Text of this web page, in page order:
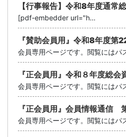
【行事報告】令和8年度通常
[pdf-embedder url="h…
『賛助会員用』令和8年度第
会員専用ページです。閲覧にはパ
『正会員用』令和８年度総会
会員専用ページです。閲覧にはパ
『正会員用』会員情報通信
会員専用ページです。閲覧にはパ